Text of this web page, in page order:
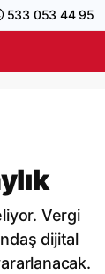
533 053 44 95
Vergi
dijital